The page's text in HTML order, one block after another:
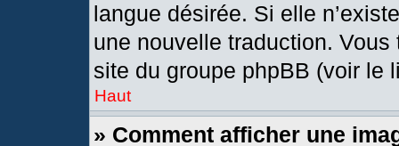
langue désirée. Si elle
une nouvelle traduction.
site du groupe phpBB (voir le
Haut
» Comment afficher une